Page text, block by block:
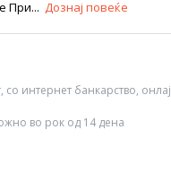
При... Дознај повеќе
со интернет банкарство,
во рок од 14 дена